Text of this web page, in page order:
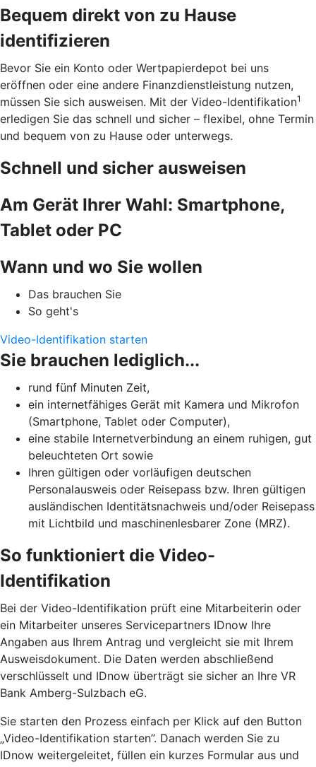
Bequem direkt von zu Hause
identifizieren
Bevor Sie ein Konto oder Wertpapierdepot bei uns
eröffnen oder eine andere Finanzdienstleistung nutzen,
müssen Sie sich ausweisen. Mit der Video-Identifikation1
erledigen Sie das schnell und sicher – flexibel, ohne Termin
und bequem von zu Hause oder unterwegs.
Schnell und sicher ausweisen
Am Gerät Ihrer Wahl: Smartphone,
Tablet oder PC
Wann und wo Sie wollen
Das brauchen Sie
So geht's
Video-Identifikation starten
Sie brauchen lediglich...
rund fünf Minuten Zeit,
ein internetfähiges Gerät mit Kamera und Mikrofon
(Smartphone, Tablet oder Computer),
eine stabile Internetverbindung an einem ruhigen, gut
beleuchteten Ort sowie
Ihren gültigen oder vorläufigen deutschen
Personalausweis oder Reisepass bzw. Ihren gültigen
ausländischen Identitätsnachweis und/oder Reisepass
mit Lichtbild und maschinenlesbarer Zone (MRZ).
So funktioniert die Video-
Identifikation
Bei der Video-Identifikation prüft eine Mitarbeiterin oder
ein Mitarbeiter unseres Servicepartners IDnow Ihre
Angaben aus Ihrem Antrag und vergleicht sie mit Ihrem
Ausweisdokument. Die Daten werden abschließend
verschlüsselt und IDnow überträgt sie sicher an Ihre VR
Bank Amberg-Sulzbach eG.
Sie starten den Prozess einfach per Klick auf den Button
„Video-Identifikation starten”. Danach werden Sie zu
IDnow weitergeleitet, füllen ein kurzes Formular aus und